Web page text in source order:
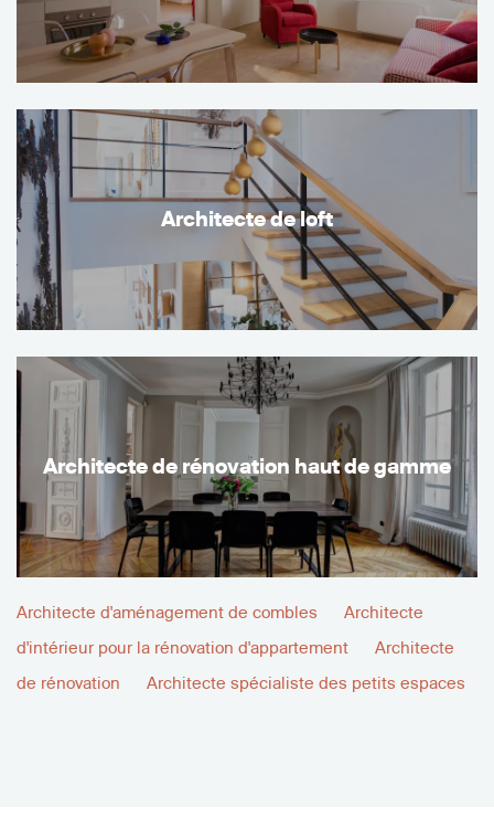
Architecte de loft
Architecte de rénovation haut de gamme
Architecte d'aménagement de combles
Architecte
d'intérieur pour la rénovation d'appartement
Architecte
de rénovation
Architecte spécialiste des petits espaces